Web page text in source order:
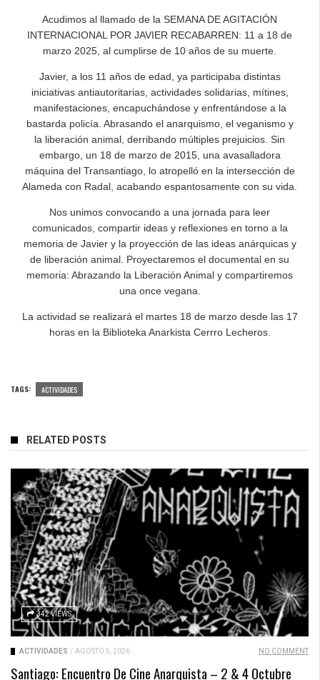
Acudimos al llamado de la SEMANA DE AGITACIÓN
INTERNACIONAL POR JAVIER RECABARREN: 11 a 18 de
marzo 2025, al cumplirse de 10 años de su muerte.
Javier, a los 11 años de edad, ya participaba distintas
iniciativas antiautoritarias, actividades solidarias, mítines,
manifestaciones, encapuchándose y enfrentándose a la
bastarda policía. Abrasando el anarquismo, el veganismo y
la liberación animal, derribando múltiples prejuicios. Sin
embargo, un 18 de marzo de 2015, una avasalladora
máquina del Transantiago, lo atropelló en la intersección de
Alameda con Radal, acabando espantosamente con su vida.
Nos unimos convocando a una jornada para leer
comunicados, compartir ideas y reflexiones en torno a la
memoria de Javier y la proyección de las ideas anárquicas y
de liberación animal. Proyectaremos el documental en su
memoria: Abrazando la Liberación Animal y compartiremos
una once vegana.
La actividad se realizará el martes 18 de marzo desde las 17
horas en la Biblioteka Anarkista Cerrro Lecheros.
TAGS: ACTIVIDADES
RELATED POSTS
342 VIEWS
ACTIVIDADES / AGOSTO 5, 2026 NO COMMENT
Santiago: Encuentro De Cine Anarquista – 2 & 4 Octubre